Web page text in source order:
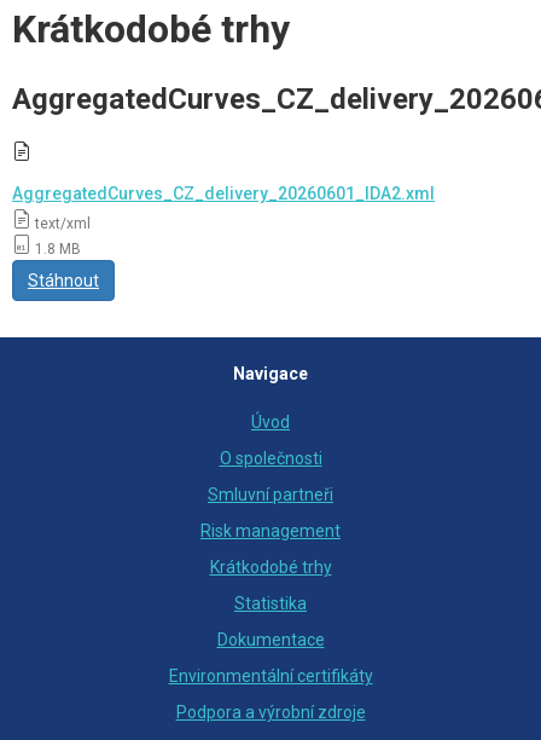
Krátkodobé trhy
AggregatedCurves_CZ_delivery_20260601_IDA2.xml
text/xml
1.8 MB
Stáhnout
Navigace
Úvod
O společnosti
Smluvní partneři
Risk management
Krátkodobé trhy
Statistika
Dokumentace
Environmentální certifikáty
Podpora a výrobní zdroje